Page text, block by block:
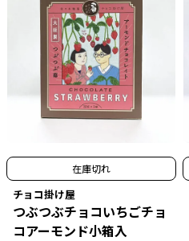
在庫切れ
チョコ掛け屋
つぶつぶチョコいちごチョ
コアーモンド小箱入